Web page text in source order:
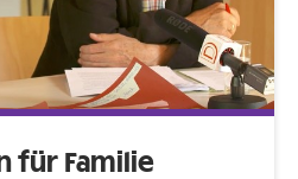
für Familie